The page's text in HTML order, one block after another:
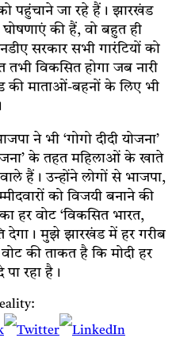
पहुंचाने जा रहे हैं। झारखंड
की हैं, वो बहुत ही
सरकार सभी गारंटियों को
तभी विकसित होगा जब नारी
की माताओं-बहनों के लिए भी
ने भी ‘गोगो दीदी योजना’
के तहत महिलाओं के खाते
हैं। उन्होंने लोगों से भाजपा,
को विजयी बनाने की
हर वोट ‘विकसित भारत,
देगा। मुझे झारखंड में हर गरीब
की ताकत है कि मोदी हर
पा रहा है।